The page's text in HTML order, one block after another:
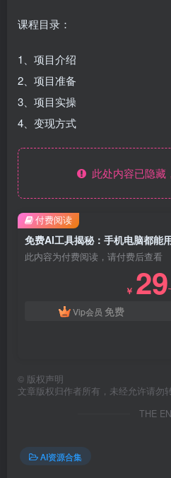
课程目录：
1、项目介绍
2、项目准备
3、项目实操
4、变现方式
此处内容已隐藏
此内容为付费阅读，请付费后查看
￥ 29
Vip会员 免费
付费阅读
© 版权声明
文章版权归作者所有，未经允许请勿转
THE
AI资源合集